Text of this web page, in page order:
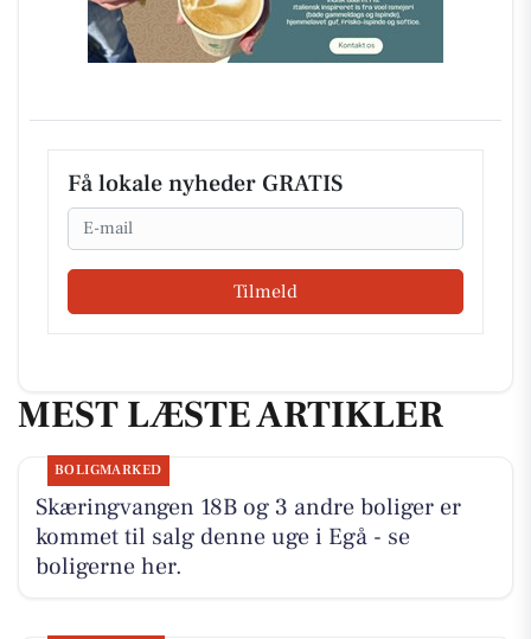
Få lokale nyheder GRATIS
Email
Tilmeld
MEST LÆSTE ARTIKLER
BOLIGMARKED
Skæringvangen 18B og 3 andre boliger er
kommet til salg denne uge i Egå - se
boligerne her.